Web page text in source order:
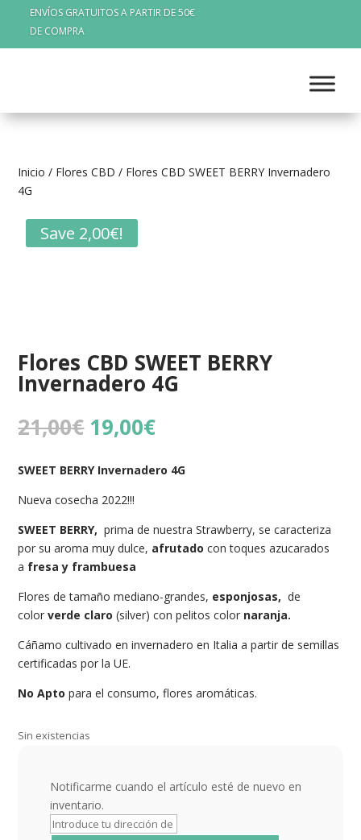
ENVÍOS GRATUITOS A PARTIR DE 50€
DE COMPRA
Inicio / Flores CBD / Flores CBD SWEET BERRY Invernadero
4G
Save 2,00€!
Flores CBD SWEET BERRY
Invernadero 4G
21,00€ El
precio
original
era:
21,00€.
19,00€El
actual
es:
SWEET BERRY Invernadero 4G
Nueva cosecha 2022!!!
SWEET BERRY, prima de nuestra Strawberry, se caracteriza
por su aroma muy dulce, afrutado con toques azucarados
a fresa y frambuesa
Flores de tamaño mediano-grandes, esponjosas, de
colorverde claro(silver) con pelitos color naranja.
Cáñamo cultivado en invernadero en Italia a partir de semillas
certificadas por la UE.
No Apto para el consumo, flores aromáticas.
Sin existencias
Notificarme cuando el artículo esté de nuevo en
inventario.